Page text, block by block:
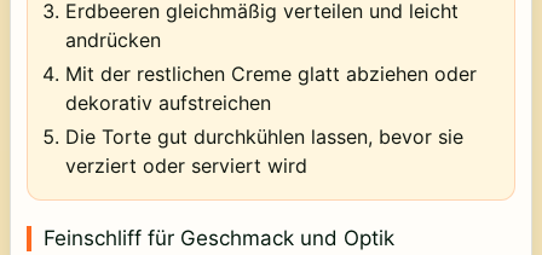
Erdbeeren gleichmäßig verteilen und leicht
andrücken
Mit der restlichen Creme glatt abziehen oder
dekorativ aufstreichen
Die Torte gut durchkühlen lassen, bevor sie
verziert oder serviert wird
Feinschliff für Geschmack und Optik